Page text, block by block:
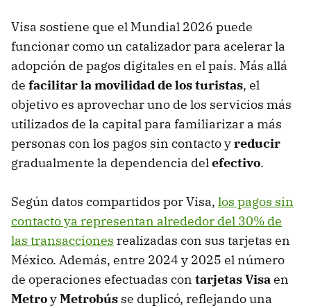
Visa sostiene que el Mundial 2026 puede
funcionar como un catalizador para acelerar la
adopción de pagos digitales en el país. Más allá
de facilitar la movilidad de los turistas, el
objetivo es aprovechar uno de los servicios más
utilizados de la capital para familiarizar a más
personas con los pagos sin contacto yreducir
gradualmente la dependencia delefectivo.
Según datos compartidos por Visa, los pagos sin
contacto ya representan alrededor del 30% de
las transacciones realizadas con sus tarjetas en
México. Además, entre 2024 y 2025 el número
de operaciones efectuadas con tarjetas Visaen
MetroyMetrobús se duplicó, reflejando una